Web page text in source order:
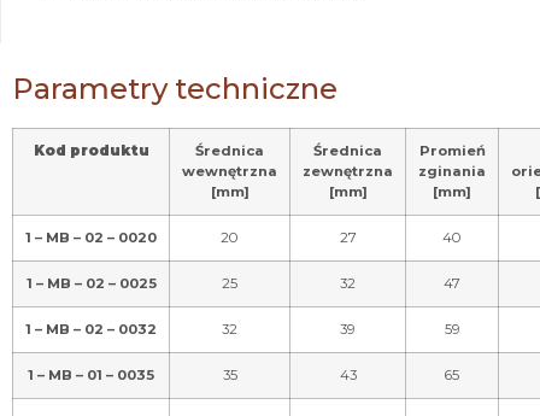
Parametry techniczne
Kod produktu
Średnica
wewnętrzna
[mm]
Średnica
zewnętrzna
[mm]
Promień
zginania
[mm]
1 – MB – 02 – 0020 20 27 40
1 – MB – 02 – 0025 25 32 47
1 – MB – 02 – 0032 32 39 59
1 – MB – 01 – 0035 35 43 65